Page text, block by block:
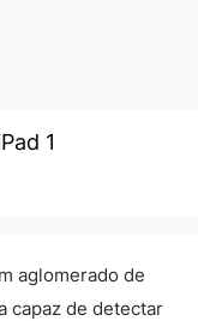
1
aglomerado de
capaz de detectar